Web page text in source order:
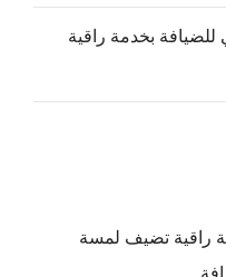
للضيافة بخدمة راقية
راقية تضيف لمسة